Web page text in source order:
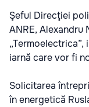
Şeful Direcţiei
ANRE, Alexandru
iarnă care vor fi
Solicitarea
în energetică